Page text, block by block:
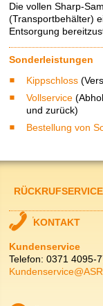
Die vollen Sharp-
(Transportbehälter)
Entsorgung
Sonderleistungen
Kippschloss
Vollservice
und zurück)
Bestellung von
RÜCKRUFSERVICE
KONTAKT
Kundenservice
Telefon: 0371 4095-